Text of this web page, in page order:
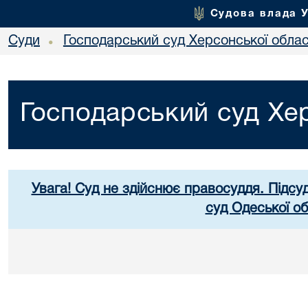
Судова влада
Суди • Господарський суд Херсонської
Господарський суд
Увага! Суд не здійснює правосуддя.
суд Одеської